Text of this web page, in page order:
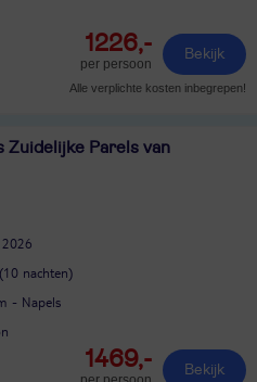
1226,-
per persoon
Bekijk
Alle verplichte kosten inbegrepen!
Zuidelijke Parels van
nachten)
- Napels
1469,- Bekijk